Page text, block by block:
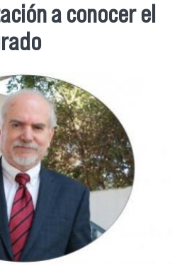
aquí
a conocer el